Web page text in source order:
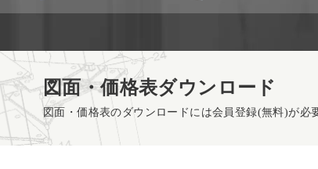
図面・価格表ダウンロード
図面・価格表のダウンロードには会員登録(無料)が必